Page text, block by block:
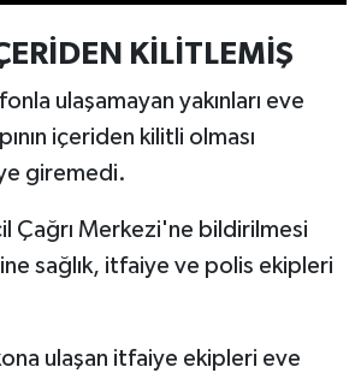
KİLİTLEMİŞ
ulaşamayan yakınları eve
içeriden kilitli olması
giremedi.
Çağrı Merkezi'ne bildirilmesi
sağlık, itfaiye ve polis ekipleri
ulaşan itfaiye ekipleri eve